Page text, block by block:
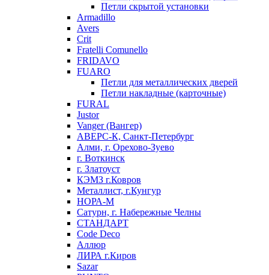
Петли скрытой установки
Armadillo
Avers
Crit
Fratelli Comunello
FRIDAVO
FUARO
Петли для металлических дверей
Петли накладные (карточные)
FURAL
Justor
Vanger (Вангер)
АВЕРС-К, Санкт-Петербург
Алми, г. Орехово-Зуево
г. Воткинск
г. Златоуст
КЭМЗ г.Ковров
Металлист, г.Кунгур
НОРА-М
Сатурн, г. Набережные Челны
СТАНДАРТ
Code Deco
Аллюр
ЛИРА г.Киров
Sazar